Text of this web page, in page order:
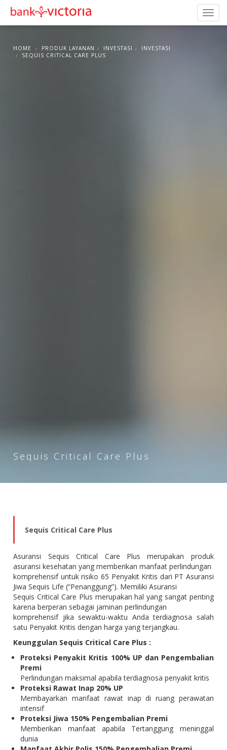
HOME PRODUK LAYANAN INVESTASI
INVESTASI
SEQUIS CRITICAL CARE PLUS
Sequis Critical Care Plus
Sequis Critical Care Plus
Asuransi Sequis Critical Care Plus merupakan produk
asuransi kesehatan yang memberikan manfaat perlindungan
komprehensif untuk risiko 65 Penyakit Kritis dari PT Asuransi
Jiwa Sequis Life (“Penanggung”). Memiliki Asuransi
Sequis Critical Care Plus merupakan hal yang sangat penting
karena berperan sebagai jaminan perlindungan
komprehensif jika sewaktu-waktu Anda terdiagnosa salah
satu Penyakit Kritis dengan harga yang terjangkau.
Keunggulan Sequis Critical Care Plus :
Proteksi Penyakit Kritis 100% UP dan Pengembalian
Premi
Perlindungan maksimal apabila terdiagnosa penyakit kritis
Proteksi Rawat Inap 20% UP
Membayarkan manfaat rawat inap di ruang perawatan
intensif
Proteksi Jiwa 150% Pengembalian Premi
Memberikan manfaat apabila Tertanggung meninggal
dunia